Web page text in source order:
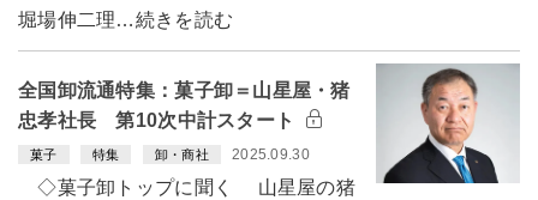
堀場伸二理…続きを読む
全国卸流通特集：菓子卸＝山星屋・猪
忠孝社長 第10次中計スタート
菓子 特集 卸・商社 2025.09.30
◇菓子卸トップに聞く 山星屋の猪